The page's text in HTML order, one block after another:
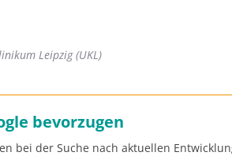
Leipzig (UKL)
bevorzugen
bei der Suche nach aktuellen